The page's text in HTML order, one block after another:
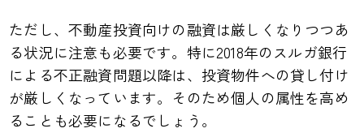
ただし、不動産投資向けの融資は厳しくなりつつあ
る状況に注意も必要です。特に2018年のスルガ銀行
による不正融資問題以降は、投資物件への貸し付け
が厳しくなっています。そのため個人の属性を高め
ることも必要になるでしょう。